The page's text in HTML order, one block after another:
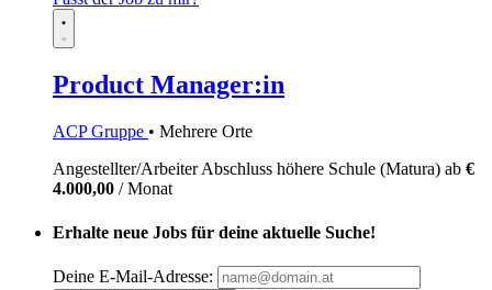
Product Manager:in
ACP Gruppe • Mehrere Orte
Angestellter/ArbeiterAbschluss höhere Schule (Matura) ab €
4.000,00 / Monat
Erhalte neue Jobs für deine aktuelle Suche!
Deine E-Mail-Adresse: